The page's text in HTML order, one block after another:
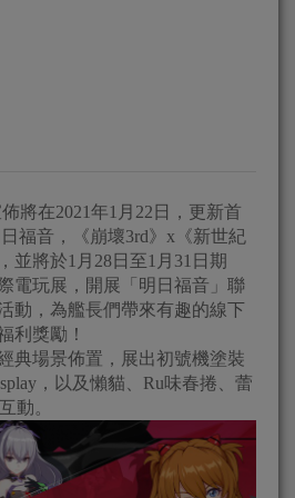
將在2021年1月22日，更新首
福音，《崩壞3rd》x《新世紀
並將於1月28日至1月31日期
電玩展，開展「明日福音」聯
動，為艦長們帶來有趣的線下
利獎勵！
典場景佈置，展出初號機塗裝
，以及懶貓、Ru味春捲、蕾
動。